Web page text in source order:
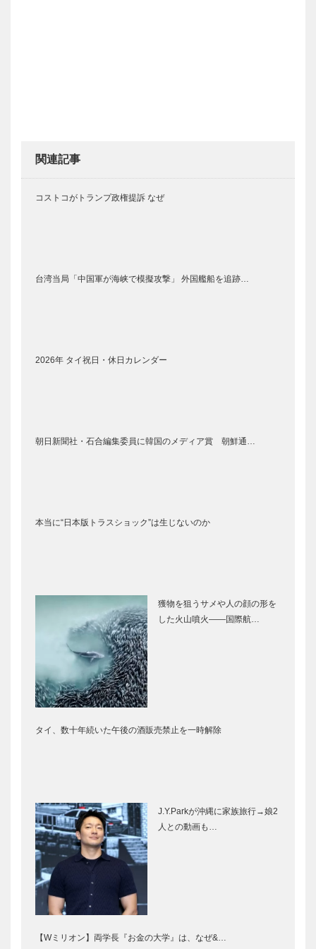
関連記事
コストコがトランプ政権提訴 なぜ
台湾当局「中国軍が海峡で模擬攻撃」 外国艦船を追跡…
2026年 タイ祝日・休日カレンダー
朝日新聞社・石合編集委員に韓国のメディア賞 朝鮮通…
本当に“日本版トラスショック”は生じないのか
獲物を狙うサメや人の顔の形を
した火山噴火――国際航…
タイ、数十年続いた午後の酒販売禁止を一時解除
J.Y.Parkが沖縄に家族旅行→娘2
人との動画も…
【Wミリオン】両学長『お金の大学』は、なぜ&…